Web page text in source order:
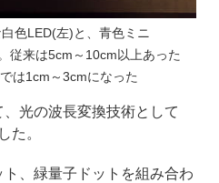
色LED(左)と、青色ミニ
従来は5cm～10cm以上あった
は1cm～3cmになった
光の波長変換技術として
た。
、緑量子ドットを組み合わ